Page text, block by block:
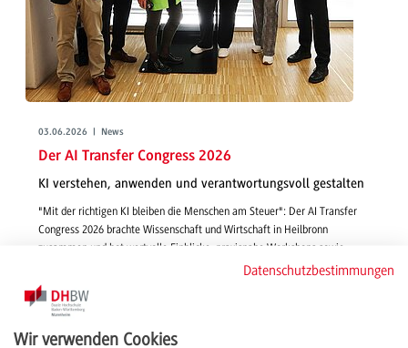
03.06.2026 | News
Der AI Transfer Congress 2026
KI verstehen, anwenden und verantwortungsvoll gestalten
"Mit der richtigen KI bleiben die Menschen am Steuer": Der AI Transfer
Congress 2026 brachte Wissenschaft und Wirtschaft in Heilbronn
zusammen und bot wertvolle Einblicke, praxisnahe Workshops sowie
wichtige Impulse für eine verantwortungsvolle Zukunft mit Künstlicher
Intelligenz.
weiterlesen
Datenschutzbestimmungen
Wir verwenden Cookies